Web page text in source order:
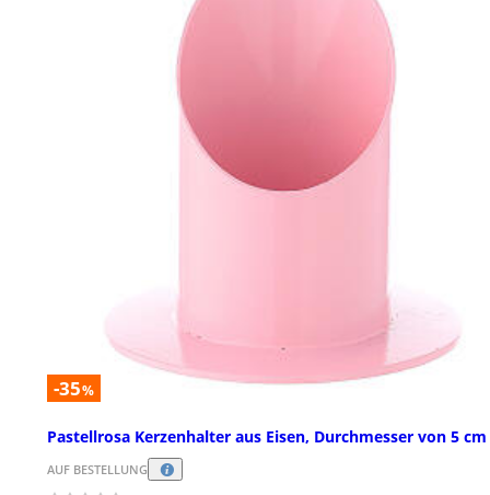
-35%
Pastellrosa Kerzenhalter aus Eisen, Durchmesser von 5 cm
AUF BESTELLUNG